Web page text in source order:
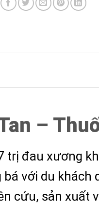
–
trị đau xương
với du
cứu, sản